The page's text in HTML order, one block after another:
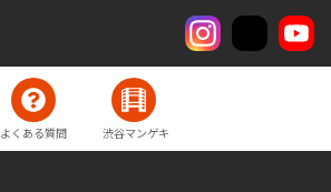
よくある質問 渋谷マンゲキ